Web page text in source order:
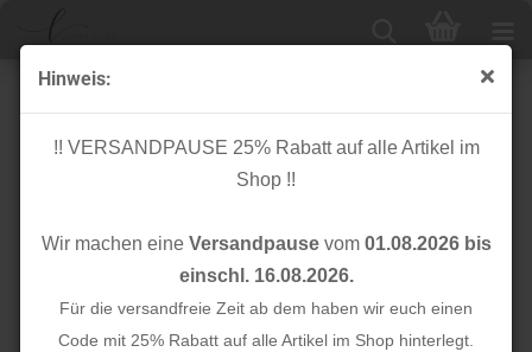
Hinweis:
!! VERSANDPAUSE 25% Rabatt auf alle Artikel im
Shop !!
Wir machen eine Versandpausevom 01.08.2026 bis
einschl. 16.08.2026.
Für die versandfreie Zeit ab dem haben wir euch einen
Code mit 25% Rabatt auf alle Artikel im Shop hinterlegt.
Taschen
1